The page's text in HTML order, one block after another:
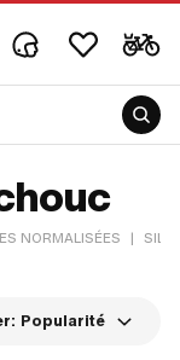
NORMALISÉES |
Popularité